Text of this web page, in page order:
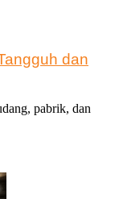
dan
pabrik, dan